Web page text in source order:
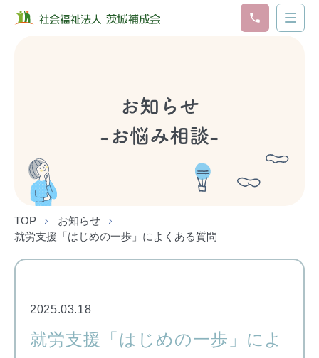
お知らせ
-お悩み相談-
TOP
お知らせ
就労支援「はじめの一歩」によくある質問
2025.03.18
就労支援「はじめの一歩」によ